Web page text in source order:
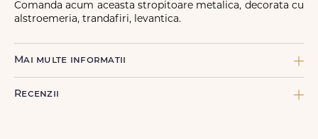
Comanda acum aceasta stropitoare metalica, decorata cu
alstroemeria, trandafiri, levantica.
Mai multe informatii
4 x Alstroemeria, 1 x Burete, 3 x Garoafa alba, 5 x Lavanda, 3 x
Recenzii